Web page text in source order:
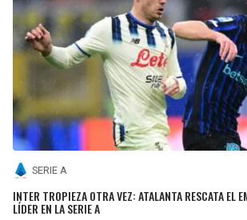
SERIE A
INTER TROPIEZA OTRA VEZ: ATALANTA RESCATA EL
LÍDER EN LA SERIE A